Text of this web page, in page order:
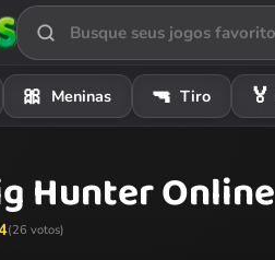
🎀 Meninas 🔫 Tiro 🏅
Hunter Online
(26 votos)